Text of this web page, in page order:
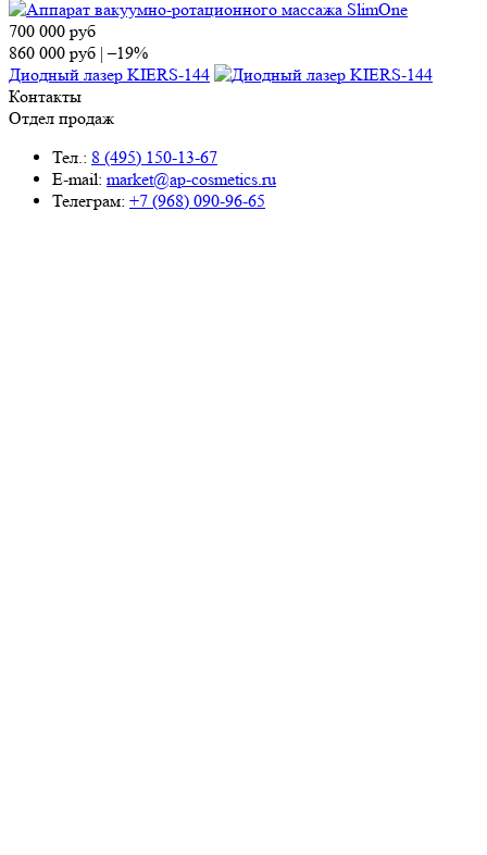
700 000 руб
860 000 руб |–19%
Диодный лазер KIERS-144
Контакты
Отдел продаж
Тел.: 8 (495) 150-13-67
E-mail: market@ap-cosmetics.ru
Телеграм: +7 (968) 090-96-65